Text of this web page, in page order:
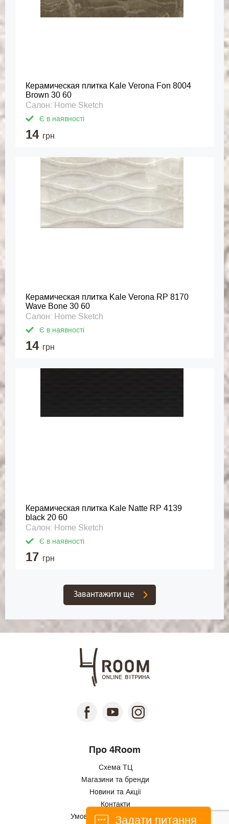
Задати питання
Керамическая плитка Kale Verona Fon 8004
Brown 30 60
Салон: Home Sketch
Є в наявності
14 грн
Керамическая плитка Kale Verona RP 8170
Wave Bone 30 60
Салон: Home Sketch
Є в наявності
14 грн
Керамическая плитка Kale Natte RP 4139
black 20 60
Салон: Home Sketch
Є в наявності
17 грн
Завантажити ще
Про 4Room
Схема ТЦ
Магазини та бренди
Новини та Акції
Контакти
Умови використання сайту